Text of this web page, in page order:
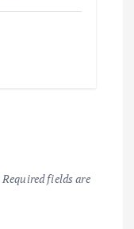
Required fields are